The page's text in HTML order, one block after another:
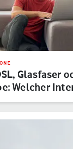
Glasfaser
Welcher